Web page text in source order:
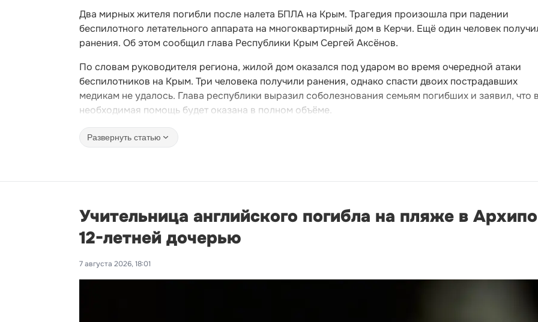
Два мирных жителя погибли после налета БПЛА на Крым. Трагедия произошла при падении
беспилотного летательного аппарата на многоквартирный дом в Керчи. Ещё один человек
ранения. Об этом сообщил глава Республики Крым Сергей Аксёнов.
По словам руководителя региона, жилой дом оказался под ударом во время очередной атаки
беспилотников на Крым. Три человека получили ранения, однако спасти двоих пострадавших
медикам не удалось. Глава республики выразил соболезнования семьям погибших и заявил, что
необходимая помощь будет оказана в полном объёме.
Развернуть статью
Учительница английского погибла на пляже в
12-летней дочерью
7 августа 2026, 18:01